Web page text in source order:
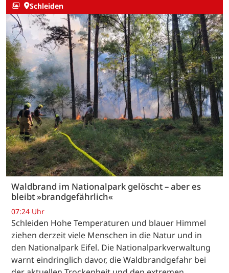
Schleiden
Waldbrand im Nationalpark gelöscht – aber es
bleibt »brandgefährlich«
07:24 Uhr
Schleiden Hohe Temperaturen und blauer Himmel
ziehen derzeit viele Menschen in die Natur und in
den Nationalpark Eifel. Die Nationalparkverwaltung
warnt eindringlich davor, die Waldbrandgefahr bei